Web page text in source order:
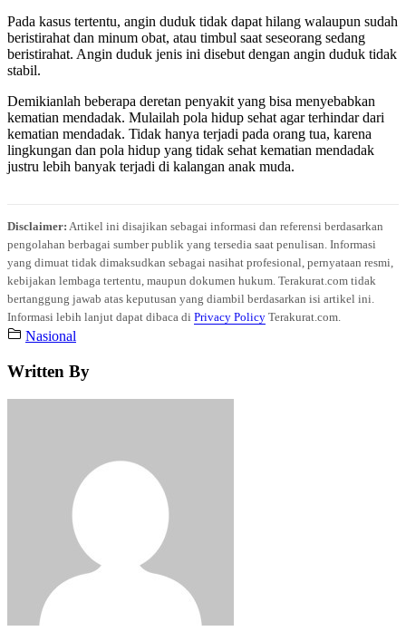
Pada kasus tertentu, angin duduk tidak dapat hilang walaupun sudah
beristirahat dan minum obat, atau timbul saat seseorang sedang
beristirahat. Angin duduk jenis ini disebut dengan angin duduk tidak
stabil.
Demikianlah beberapa deretan penyakit yang bisa menyebabkan
kematian mendadak. Mulailah pola hidup sehat agar terhindar dari
kematian mendadak. Tidak hanya terjadi pada orang tua, karena
lingkungan dan pola hidup yang tidak sehat kematian mendadak
justru lebih banyak terjadi di kalangan anak muda.
Disclaimer: Artikel ini disajikan sebagai informasi dan referensi berdasarkan
pengolahan berbagai sumber publik yang tersedia saat penulisan. Informasi
yang dimuat tidak dimaksudkan sebagai nasihat profesional, pernyataan resmi,
kebijakan lembaga tertentu, maupun dokumen hukum. Terakurat.com tidak
bertanggung jawab atas keputusan yang diambil berdasarkan isi artikel ini.
Informasi lebih lanjut dapat dibaca di Privacy Policy Terakurat.com.
Nasional
Written By